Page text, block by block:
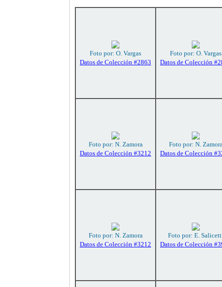
Foto por: O. Vargas
Datos de Colección #2863
Foto por: O. Vargas
Datos de Colección
Foto por: N. Zamora
Datos de Colección #3212
Foto por: N.
Datos de Colección
Foto por: N. Zamora
Datos de Colección #3212
Foto por: E.
Datos de Colección